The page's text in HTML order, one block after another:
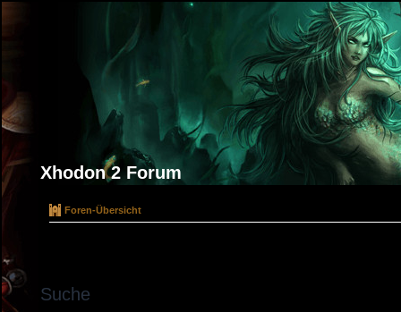
Xhodon 2 Forum
Foren-Übersicht
Suche